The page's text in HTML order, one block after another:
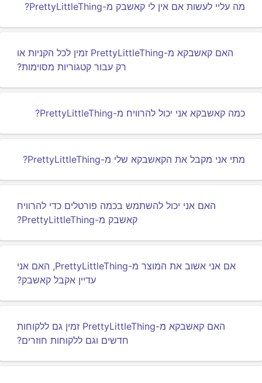
מה עליי לעשות אם אין לי קאשבק מ-PrettyLittleThing?
האם קאשבקא מ-PrettyLittleThing זמין לכל הקניות או
רק עבור קטגוריות מסוימות?
כמה קאשבקא אני יכול להרוויח מ-PrettyLittleThing?
מתי אני מקבל את הקאשבקא שלי מ-PrettyLittleThing?
האם אני יכול להשתמש בכמה פורטלים כדי להרוויח
קאשבק מ-PrettyLittleThing?
אם אני אשוב את המוצר מ-PrettyLittleThing, האם אני
עדיין אקבל קאשבק?
האם קאשבקא מ-PrettyLittleThing זמין גם ללקוחות
חדשים וגם ללקוחות חוזרים?